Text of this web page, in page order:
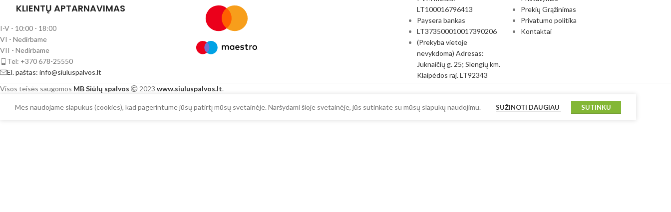
KLIENTŲ APTARNAVIMAS
I-V - 10:00 - 18:00
VI - Nedirbame
VII - Nedirbame
Tel: +370 678-25550
El. paštas: info@siuluspalvos.lt
LT100016796413
Paysera bankas
LT373500010017390206
(Prekyba vietoje
nevykdoma) Adresas:
Juknaičių g. 25; Slengių km.
Klaipėdos raj. LT92343
Prekių Grąžinimas
Privatumo politika
Kontaktai
Visos teisės saugomos MB Siūlų spalvos 2023 www.siuluspalvos.lt.
Mes naudojame slapukus (cookies), kad pagerintume jūsų patirtį mūsų svetainėje. Naršydami šioje svetainėje, jūs sutinkate su mūsų slapukų naudojimu. SUŽINOTI DAUGIAU SUTINKU